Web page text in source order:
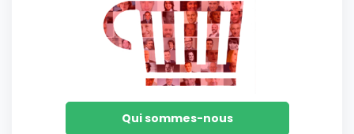
Qui sommes-nous